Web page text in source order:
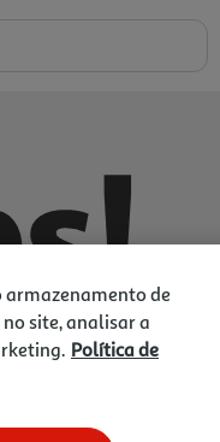
armazenamento de
site, analisar a
Política de